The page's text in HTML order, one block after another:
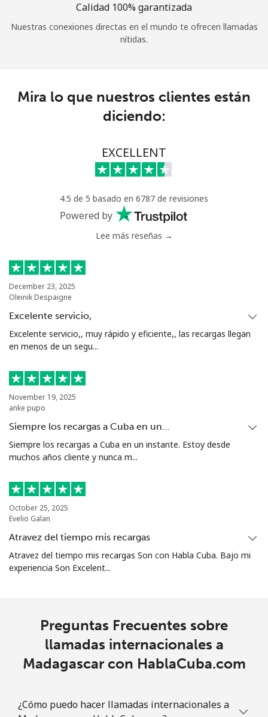
Calidad 100% garantizada
Nuestras conexiones directas en el mundo te ofrecen llamadas
nítidas.
Mira lo que nuestros clientes están
diciendo:
EXCELLENT
4.5 de 5 basado en 6787 de revisiones
Powered by
Lee más reseñas →
December 23, 2025
Oleinik Despaigne
Excelente servicio,
Excelente servicio,, muy rápido y eficiente,, las recargas llegan
en menos de un segu...
November 19, 2025
anke pupo
Siempre los recargas a Cuba en un…
Siempre los recargas a Cuba en un instante. Estoy desde
muchos años cliente y nunca m...
October 25, 2025
Evelio Galan
Atravez del tiempo mis recargas
Atravez del tiempo mis recargas Son con Habla Cuba. Bajo mi
experiencia Son Excelent...
Preguntas Frecuentes sobre
llamadas internacionales a
Madagascar con HablaCuba.com
¿Cómo puedo hacer llamadas internacionales a